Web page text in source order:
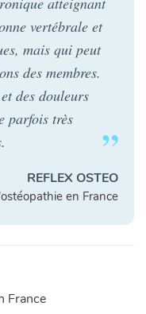
vertébrale et
mais qui peut
des membres.
des douleurs
parfois très
REFLEX OSTEO
en France
France